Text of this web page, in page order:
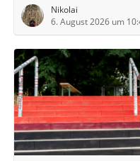
Nikolai
6. August 2026 um